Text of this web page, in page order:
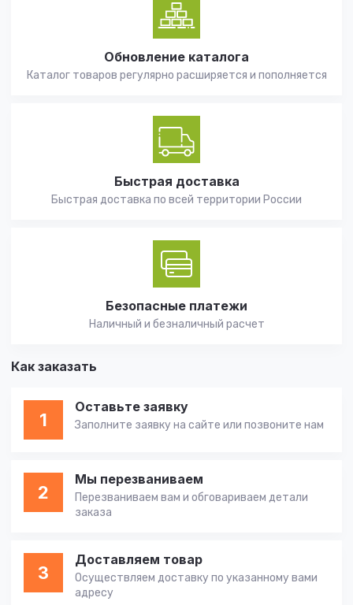
Обновление каталога
Каталог товаров регулярно расширяется и пополняется
Быстрая доставка
Быстрая доставка по всей территории России
Безопасные платежи
Наличный и безналичный расчет
Как заказать
1
Оставьте заявку
Заполните заявку на сайте или позвоните нам
2
Мы перезваниваем
Перезваниваем вам и обговариваем детали
заказа
3
Доставляем товар
Осуществляем доставку по указанному вами
адресу